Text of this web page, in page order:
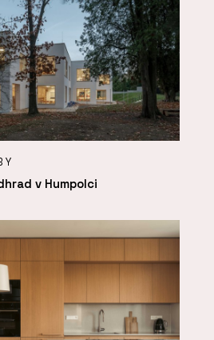
v Humpolci